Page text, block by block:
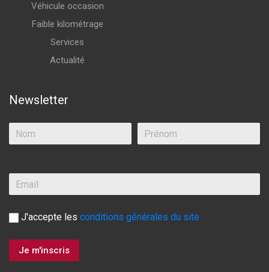
Véhicule occasion
Faible kilométrage
Services
Actualité
Newsletter
J'accepte les conditions générales du site